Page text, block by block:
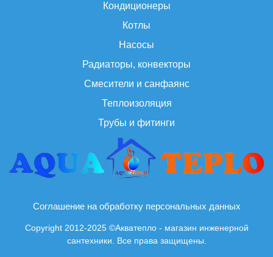
Кондиционеры
Котлы
Насосы
Радиаторы, конвекторы
Смесители и санфаянс
Теплоизоляция
Трубы и фитинги
Соглашение на обработку персональных данных
Copyright 2012-2025 ©Акватепло - магазин инженерной
сантехники. Все права защищены.